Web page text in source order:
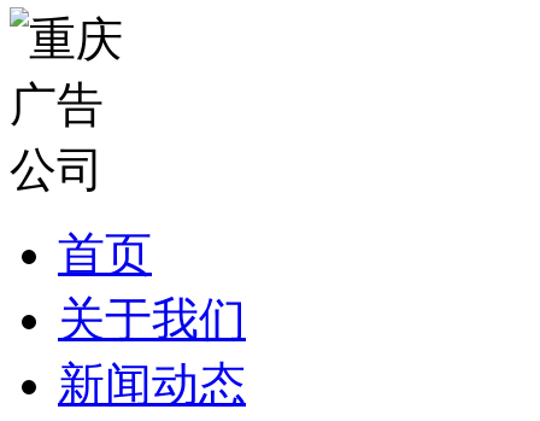
首页
关于我们
新闻动态